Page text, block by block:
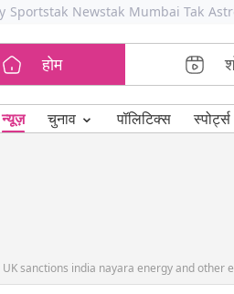
Sportstak Newstak Mumbai Tak
होम
न्यूज़ चुनाव ⌄ पॉलिटिक्स स्पोर्ट्स
UK sanctions india nayara energy and other